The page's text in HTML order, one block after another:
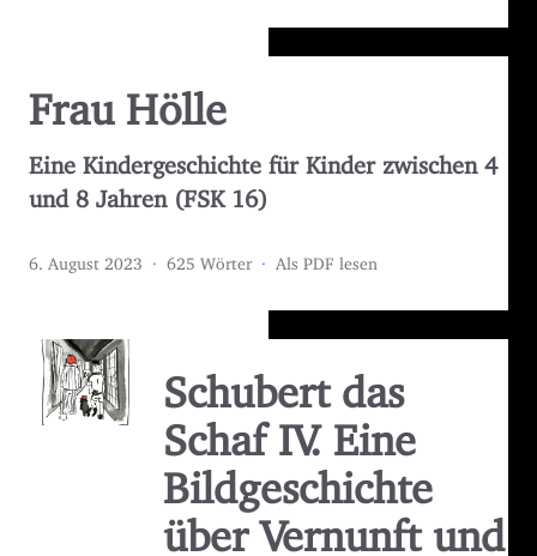
Frau Hölle
Eine Kindergeschichte für Kinder zwischen 4
und 8 Jahren (FSK 16)
6. August 2023 · 625 Wörter · Als PDF lesen
Schubert das
Schaf IV. Eine
Bildgeschichte
über Vernunft und